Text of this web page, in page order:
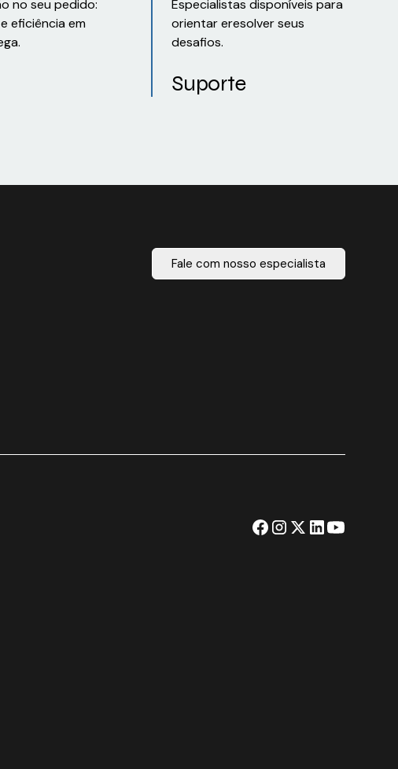
no seu pedido:
eficiência em
Especialistas disponíveis para
orientar eresolver seus
desafios.
Suporte
Fale com nosso especialista